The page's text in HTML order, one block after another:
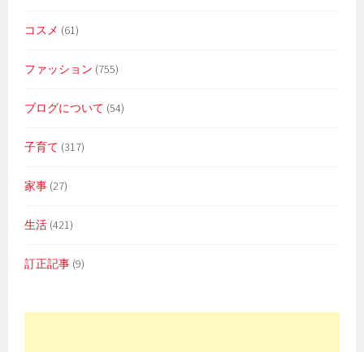
コスメ (61)
ファッション (755)
ブログについて (54)
子育て (317)
家事 (27)
生活 (421)
訂正記事 (9)